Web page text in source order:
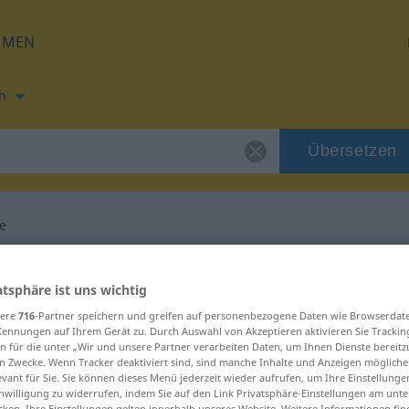
Übersetzen
für "farandole"
ist uns wichtig
716-Partner speichern und greifen auf personenbezogene Daten wie
auf Ihrem Gerät zu. Durch Auswahl von Akzeptieren aktivieren Sie
für die unter „Wir und unsere Partner verarbeiten Daten, um Ihnen Dienste
Zwecke. Wenn Tracker deaktiviert sind, sind manche Inhalte und Anzeigen
für Sie. Sie können dieses Menü jederzeit wieder aufrufen, um Ihre
zu widerrufen, indem Sie auf den Link Privatsphäre-Einstellungen am